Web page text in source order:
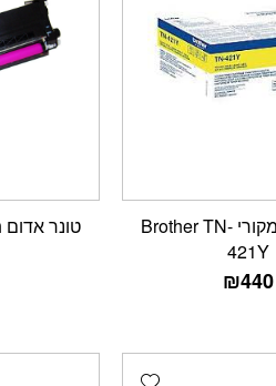
טונר צהוב מקורי Brother TN-
421Y
₪440
Add wishlist